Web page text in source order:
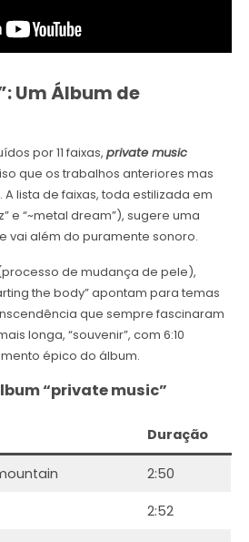
Um Álbum de
por 11 faixas, private music
que os trabalhos anteriores mas
lista de faixas, toda estilizada em
e “~metal dream”), sugere uma
vai além do puramente sonoro.
de mudança de pele),
the body” apontam para temas
que sempre fascinaram
longa, “souvenir”, com 6:10
épico do álbum.
“private music”
Duração
2:50
2:52